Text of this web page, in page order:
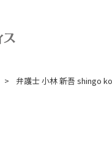
弁護士 小林 新吾 shingo